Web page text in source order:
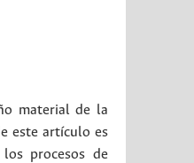
material de la
este artículo es
procesos de